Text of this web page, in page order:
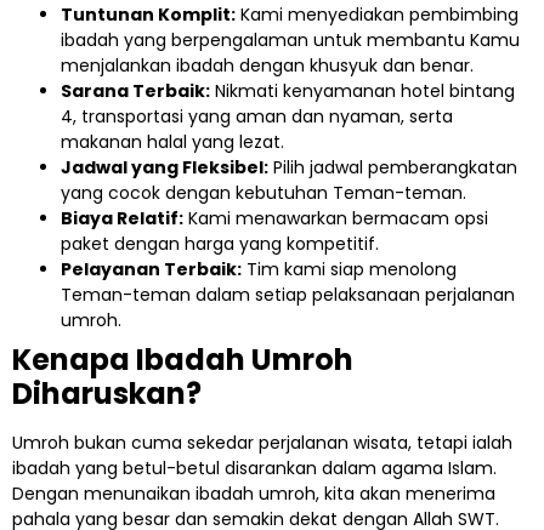
Tuntunan Komplit: Kami menyediakan pembimbing
ibadah yang berpengalaman untuk membantu Kamu
menjalankan ibadah dengan khusyuk dan benar.
Sarana Terbaik: Nikmati kenyamanan hotel bintang
4, transportasi yang aman dan nyaman, serta
makanan halal yang lezat.
Jadwal yang Fleksibel: Pilih jadwal pemberangkatan
yang cocok dengan kebutuhan Teman-teman.
Biaya Relatif: Kami menawarkan bermacam opsi
paket dengan harga yang kompetitif.
Pelayanan Terbaik: Tim kami siap menolong
Teman-teman dalam setiap pelaksanaan perjalanan
umroh.
Kenapa Ibadah Umroh
Diharuskan?
Umroh bukan cuma sekedar perjalanan wisata, tetapi ialah
ibadah yang betul-betul disarankan dalam agama Islam.
Dengan menunaikan ibadah umroh, kita akan menerima
pahala yang besar dan semakin dekat dengan Allah SWT.